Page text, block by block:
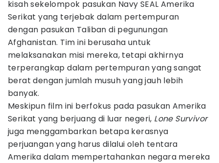
kisah sekelompok pasukan Navy SEAL Amerika
Serikat yang terjebak dalam pertempuran
dengan pasukan Taliban di pegunungan
Afghanistan. Tim ini berusaha untuk
melaksanakan misi mereka, tetapi akhirnya
terperangkap dalam pertempuran yang sangat
berat dengan jumlah musuh yang jauh lebih
banyak.
Meskipun film ini berfokus pada pasukan Amerika
Serikat yang berjuang di luar negeri, Lone Survivor
juga menggambarkan betapa kerasnya
perjuangan yang harus dilalui oleh tentara
Amerika dalam mempertahankan negara mereka